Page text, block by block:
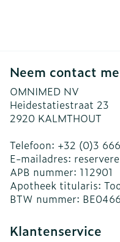
Neem contact
OMNIMED NV
Heidestatiestraat 23
2920 KALMTHOUT
Telefoon: +32 (0)3
E-mailadres:
APB nummer: 112901
Apotheek titularis:
BTW nummer:
Klantenservice